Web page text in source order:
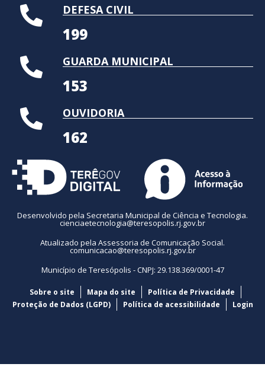
DEFESA CIVIL
199
GUARDA MUNICIPAL
153
OUVIDORIA
162
Desenvolvido pela Secretaria Municipal de Ciência e Tecnologia.
cienciaetecnologia@teresopolis.rj.gov.br
Atualizado pela Assessoria de Comunicação Social.
comunicacao@teresopolis.rj.gov.br
Município de Teresópolis - CNPJ: 29.138.369/0001-47
Sobre o site Mapa do site
Política de Privacidade
Proteção de Dados (LGPD)
Política de acessibilidade Login